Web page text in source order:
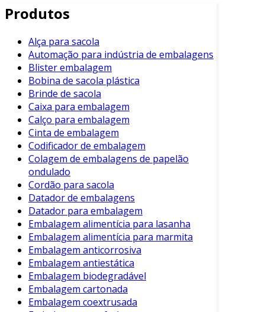
significativamente mais leves que os de
vidro, facilitando o transporte e
diminuindo os custos.
Durabilidade: A resistência a impactos e
quebras reduz perdas durante o
manuseio e transporte.
Versatilidade: Disponíveis em diversas
formas e tamanhos, atendem diferentes
necessidades do mercado.
Facilidade de Fechamento
frascos plásticos são projetados para ter
tampas que asseguram a hermeticidade,
garantindo a integridade do produto.
Reciclabilidade: Muitas opções de
plásticos são recicláveis, contribuindo
para a sustentabilidade ambiental.
Essas características tornam a embalagem
plástica uma escolha atrativa para diversos
setores.
Produtos
Alça para sacola
Automação para indústria de embalagens
Blister embalagem
Bobina de sacola plástica
Brinde de sacola
Caixa para embalagem
Calço para embalagem
Cinta de embalagem
Codificador de embalagem
Colagem de embalagens de papelão
ondulado
Cordão para sacola
Datador de embalagens
Datador para embalagem
Embalagem alimentícia para lasanha
Embalagem alimentícia para marmita
Embalagem anticorrosiva
Embalagem antiestática
Embalagem biodegradável
Embalagem cartonada
Embalagem coextrusada